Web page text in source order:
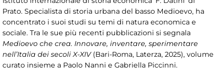
Prato. Specialista di storia urbana del basso Medioevo, ha
concentrato i suoi studi su temi di natura economica e
sociale. Tra le sue più recenti pubblicazioni si segnala
Medioevo che crea. Innovare, inventare, sperimentare
nell’Italia dei secoli X-XIV(Bari-Roma, Laterza, 2025), volume
curato insieme a Paolo Nanni e Gabriella Piccinni.